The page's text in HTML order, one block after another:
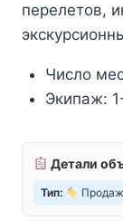
перелетов,
Число
Экипаж:
Детали
Тип: